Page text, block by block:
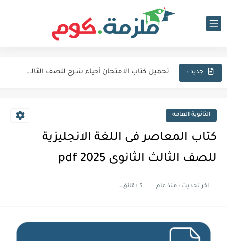
جديد : تحميل كتاب الامتحان أحياء شرح للصف الثالث الثانوي 2027 pdf
اجابات كتاب المعاصر انجليزي للصف الثالث الثانوى 2025 pdf الترم... الثانوية العامه
كتاب المعاصر فى اللغة الانجليزية
للصف الثالث الثانوى 2025 pdf
اخر تحديث :منذ عام 5 دقائق للقراءة